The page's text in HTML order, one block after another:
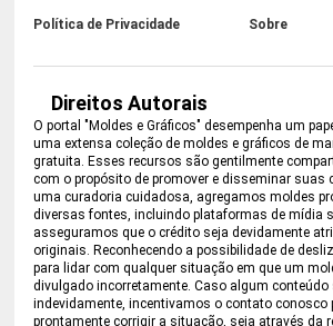
Política de Privacidade Sobre
Direitos Autorais
O portal "Moldes e Gráficos" desempenha um
uma extensa coleção de moldes e gráficos de
gratuita. Esses recursos são gentilmente
com o propósito de promover e disseminar suas
uma curadoria cuidadosa, agregamos moldes
diversas fontes, incluindo plataformas de mídia
asseguramos que o crédito seja devidamente
originais. Reconhecendo a possibilidade de
para lidar com qualquer situação em que um
divulgado incorretamente. Caso algum
indevidamente, incentivamos o contato conosco
prontamente corrigir a situação, seja através da